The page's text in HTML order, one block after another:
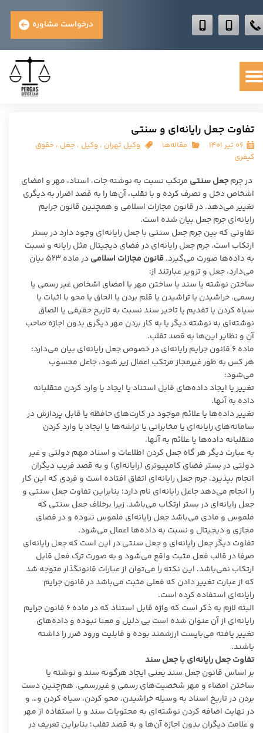
درخواست مشاوره
تفاوت جعل رایانه‌ای و سنتی
۰۶ تیر ۱۴۰۱ مقاله‌ها وکیل تهران ، وکیل ، جعل ، حقوق
کیفری
در جرمجعل سنتی مرتکب نسبت به نوشته جات، اسناد، مهر و امضای
اشخاص دخل و تصرف کرده و با تقلب، آن‌ها را به قصد اضرار به دیگری
تغییر می‌دهد. در قانون مجازات اسلامی و همچنین قانون جرایم
رایانه‌ای جرم جعل بیان شده است.
تفاوتی که بین جرم جعل سنتی با جعل رایانه‌ای وجود دارد در بستر
ارتکاب است. جرم جعل رایانه‌ای در فضای دیجیتال مثل رایانه و نسبت
به داده‌ها صورت می‌گیرد. قانون مجازات اسلامی
در ماده ۵۲۳ بیان
می‌دارد، جعل و تزویر عبارتند از:
ساختن نوشته یا سند یا ساختن مهر یا امضای اشخاص غیر رسمی یا
رسمی، خراشیدن یا تراشیدن یا قلم بردن یا الحاق یا محو با اثبات یا
سیاه کردن یا تقدیم یا تاخیر سند نسبت به تاریخ حقیقی یا الصاق
نوشته‌ای به نوشته دیگر یا به کار بردن مهر دیگری بدون اجازه صاحب
آن و نظایر این‌ها به قصد تقلب.
ماده ۶ قانون جرایم رایانه‌ای در خصوص جعل رایانه‌ای بیان می‌دارد:
هر کس به طور غیرمجاز مرتکب اعمال زیر شود، جاعل محسوب
می‌شود:
تغییر یا ایجاد داده‌های قابل استناد یا ایجاد یا وارد کردن متقلبانه
داده به آنها.
تغییر داده‌ها یا علائم موجود در کارت‌های حافظه یا قابل پردازش در
سامانه‌های رایانه‌ای یا مخابراتی یا تراشه‌ها یا ایجاد یا وارد کردن
متقلبانه داده‌ها یا علائم به آنها.
به عبارت دیگر هر گاه جعل کردن اطلاعات و اسناد مهم دولتی و غیر
دولتی در بستر فضای کامپیوتری (رایانه‌ای) و به قصد فریب دیگران
انجام بپذیرد، جرم جعل رایانه‌ای اتفاق افتاده است و فردی که این کار
را انجام می‌دهد جاعل رایانه‌ای نام دارد؛ بنابراین تفاوت جعل سنتی و
جعل رایانه‌ای در بستر ارتکاب می‌باشد، زیرا برخلاف جعل سنتی که
ملموس و مادی می‌باشد جعل رایانه‌ای ملموس نبوده و در فضای
مجازی و دیجیتال و نسبت به داده‌ها اعمال می‌شود.
تفاوت دیگر جعل رایانه‌ای و جعل سنتی در این است که جعل رایانه‌ای
صرفا در قالب فعل مثبت واقع می‌شود و به صورت ترک فعل قابل
ارتکاب نمی‌باشد. این نکته را می‌توان از عبارات قانونگذار متوجه شد
که از عبارت تغییر دادن که فعلی مثبت می‌باشد در قانون جرایم
رایانه‌ای استفاده کرده است.
البته لازم به ذکر است که واژه قابل استناد که در ماده ۶ قانون جرایم
رایانه‌ای از آن عنوان شده است بی دلیل و معنا نبوده و داده‌های
تغییر یافته می‌بایست ارزشمند بوده و قابلیت ورود ضرر را داشته
باشند.
تفاوت جعل رایانه‌ای با جعل سند
بر اساس قانون جعل سند یعنی ایجاد هرگونه سند و نوشته یا
ساختن امضاء و مهر شخصیت‌های رسمی و غیررسمی، هم‌چنین دست
بردن در تاریخ اسناد به وسیله خراشیدن، محو کردن، سیاه کردن و… و
در نهایت اضافه کردن نوشته‌ای به محتویات سند و یا استفاده از مهر
و علامت دیگران بدون اجازه آن‌ها و به قصد تقلب؛ بنابراین تعریف در